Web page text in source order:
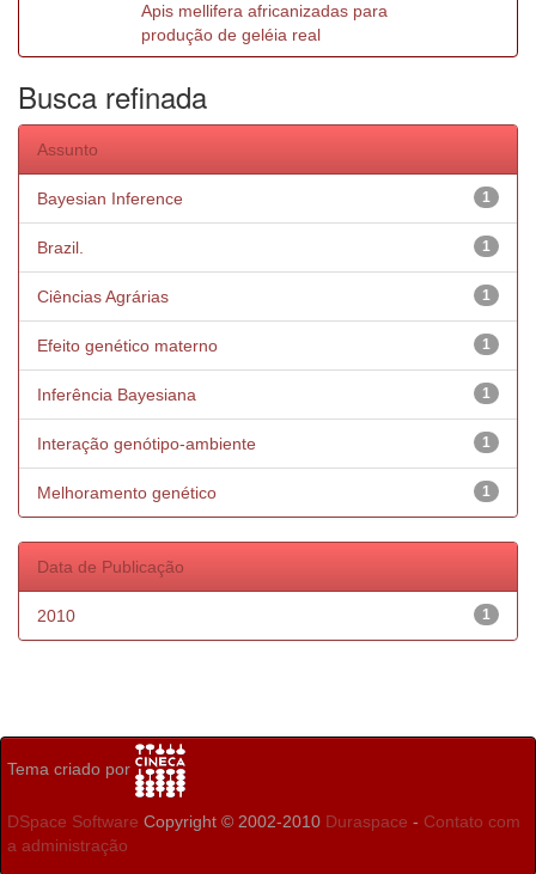
Apis mellifera africanizadas para
produção de geléia real
Busca refinada
Assunto
1
Bayesian Inference
1
Brazil.
1
Ciências Agrárias
1
Efeito genético materno
1
Inferência Bayesiana
1
Interação genótipo-ambiente
1
Melhoramento genético
Data de Publicação
1
2010
Tema criado por
DSpace Software Copyright © 2002-2010 Duraspace - Contato com
a administração